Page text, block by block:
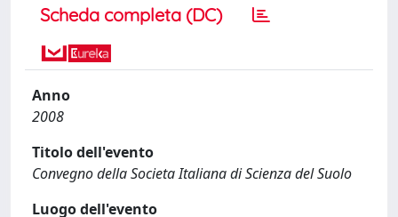
Scheda completa (DC)
Anno
2008
Titolo dell'evento
Convegno della Societa Italiana di Scienza del Suolo
Luogo dell'evento